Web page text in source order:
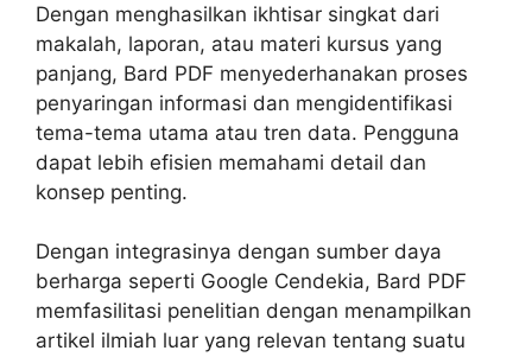
Dengan menghasilkan ikhtisar singkat dari
makalah, laporan, atau materi kursus yang
panjang, Bard PDF menyederhanakan proses
penyaringan informasi dan mengidentifikasi
tema-tema utama atau tren data. Pengguna
dapat lebih efisien memahami detail dan
konsep penting.
Dengan integrasinya dengan sumber daya
berharga seperti Google Cendekia, Bard PDF
memfasilitasi penelitian dengan menampilkan
artikel ilmiah luar yang relevan tentang suatu